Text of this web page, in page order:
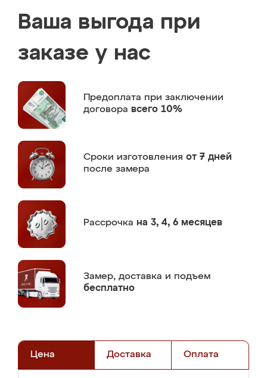
Ваша выгода при
заказе у нас
Предоплата при заключении
договора всего 10%
Сроки изготовления от 7 дней
после замера
Рассрочка на 3, 4, 6 месяцев
Замер, доставка и подъем
бесплатно
Цена Доставка Оплата